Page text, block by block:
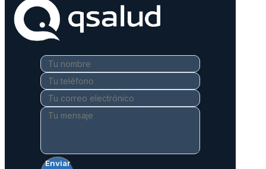
Enviar